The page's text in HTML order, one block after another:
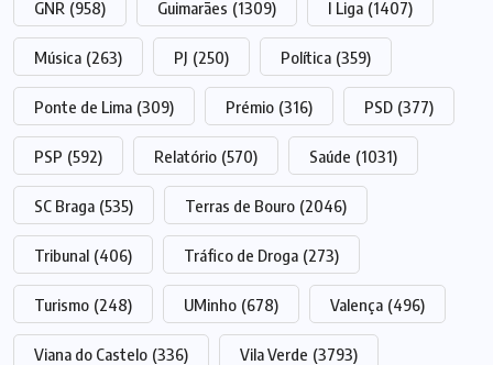
GNR (958) Guimarães (1309) I Liga (1407)
Música (263) PJ (250) Política (359)
Ponte de Lima (309) Prémio (316) PSD (377)
PSP (592) Relatório (570) Saúde (1031)
SC Braga (535) Terras de Bouro (2046)
Tribunal (406) Tráfico de Droga (273)
Turismo (248) UMinho (678) Valença (496)
Viana do Castelo (336) Vila Verde (3793)